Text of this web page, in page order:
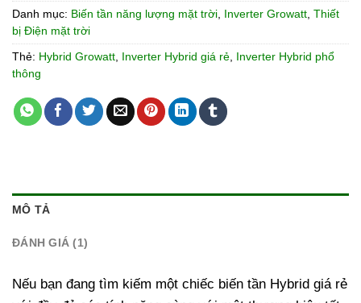
Danh mục: Biến tần năng lượng mặt trời Inverter Growatt Thiết
bị Điện mặt trời
Thẻ: Hybrid Growatt Inverter Hybrid giá rẻ
Inverter Hybrid phổ
thông
MÔ TẢ
ĐÁNH GIÁ (1)
Nếu bạn đang tìm kiếm một chiếc biến tần Hybrid giá rẻ